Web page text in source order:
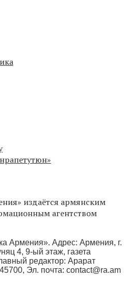
издаётся армянским
агентством
Армения». Адрес: Армения, г.
4, 9-ый этаж, газета
редактор: Арарат
Эл. почта: contact@ra.am